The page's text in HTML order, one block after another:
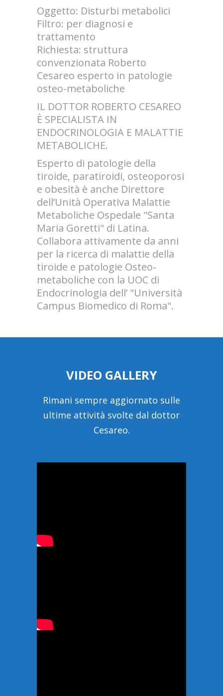
Oggetto: Disturbi metabolici
Filtro: per diagnosi e
trattamento
Richiesta: struttura
convenzionata Roberto
Cesareo esperto in patologie
osteo-metaboliche
IL DOTTOR ROBERTO CESAREO
È SPECIALISTA IN
ENDOCRINOLOGIA E MALATTIE
METABOLICHE.
Esperto di patologie della
tiroide, paratiroidi, osteoporosi
e obesità è anche Direttore
dell’Unità Operativa Malattie
Metaboliche Ospedale "Santa
Maria Goretti" di Latina.
Collabora attivamente da anni
per la ricerca di malattie della
tiroide e patologie Osteo-
metaboliche con la UOC di
Endocrinologia dell’ "Università
Campus Biomedico di Roma".
VIDEO GALLERY
Rimani sempre aggiornato sulle
ultime attività svolte dal dottor
Cesareo.